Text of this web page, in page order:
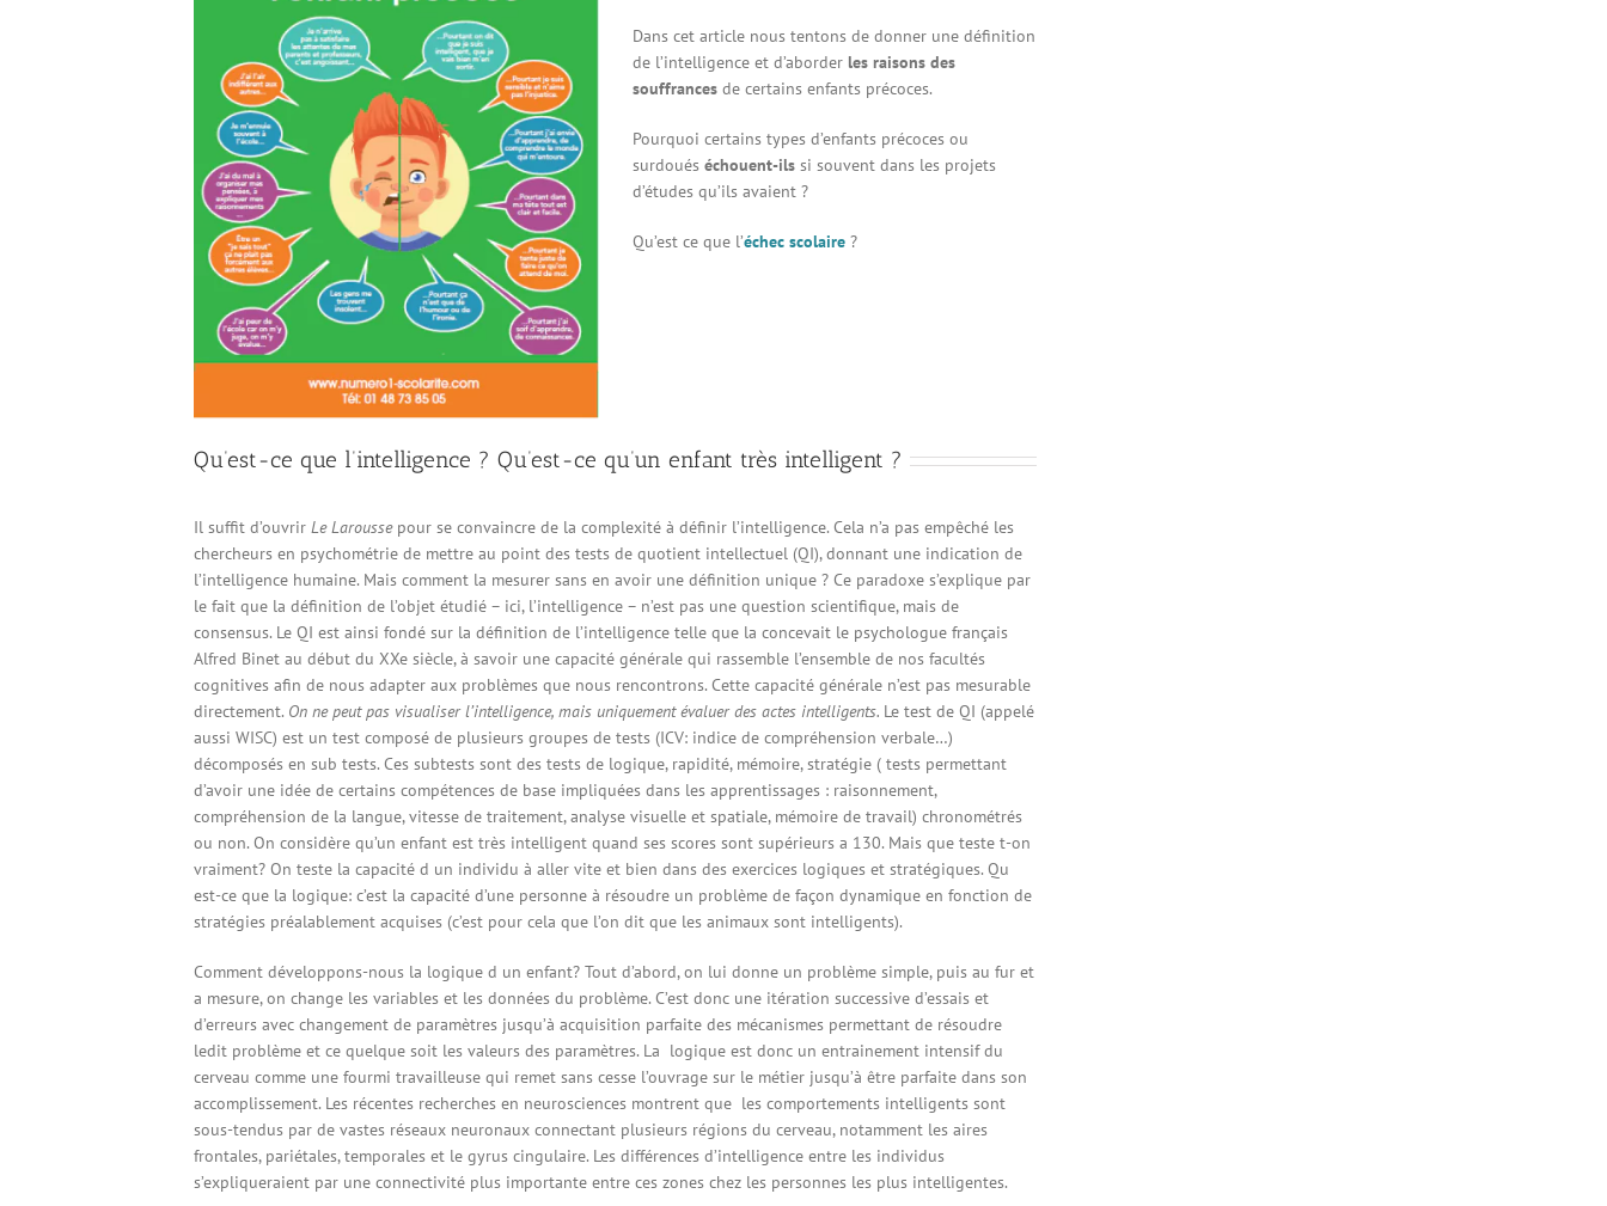
Dans cet article nous tentons de donner une définition
de l’intelligence et d’aborder les raisons des
souffrancesde certains enfants précoces.
Pourquoi certains types d’enfants précoces ou
surdoués échouent-ilssi souvent dans les projets
d’études qu’ils avaient ?
Qu’est ce que l’échec scolaire?
Qu’est-ce que l’intelligence ? Qu’est-ce qu’un enfant très intelligent ?
Il suffit d’ouvrir Le Larousse pour se convaincre de la complexité à définir l’intelligence. Cela n’a pas empêché les
chercheurs en psychométrie de mettre au point des tests de quotient intellectuel (QI), donnant une indication de
l’intelligence humaine. Mais comment la mesurer sans en avoir une définition unique ? Ce paradoxe s’explique par
le fait que la définition de l’objet étudié – ici, l’intelligence – n’est pas une question scientifique, mais de
consensus. Le QI est ainsi fondé sur la définition de l’intelligence telle que la concevait le psychologue français
Alfred Binet au début du XXe siècle, à savoir une capacité générale qui rassemble l’ensemble de nos facultés
cognitives afin de nous adapter aux problèmes que nous rencontrons. Cette capacité générale n’est pas mesurable
directement. On ne peut pas visualiser l’intelligence, mais uniquement évaluer des actes intelligents. Le test de QI (appelé
aussi WISC) est un test composé de plusieurs groupes de tests (ICV: indice de compréhension verbale…)
décomposés en sub tests. Ces subtests sont des tests de logique, rapidité, mémoire, stratégie ( tests permettant
d’avoir une idée de certains compétences de base impliquées dans les apprentissages : raisonnement,
compréhension de la langue, vitesse de traitement, analyse visuelle et spatiale, mémoire de travail) chronométrés
ou non. On considère qu’un enfant est très intelligent quand ses scores sont supérieurs a 130. Mais que teste t-on
vraiment? On teste la capacité d un individu à aller vite et bien dans des exercices logiques et stratégiques. Qu
est-ce que la logique: c’est la capacité d’une personne à résoudre un problème de façon dynamique en fonction de
stratégies préalablement acquises (c’est pour cela que l’on dit que les animaux sont intelligents).
Comment développons-nous la logique d un enfant? Tout d’abord, on lui donne un problème simple, puis au fur et
a mesure, on change les variables et les données du problème. C’est donc une itération successive d’essais et
d’erreurs avec changement de paramètres jusqu’à acquisition parfaite des mécanismes permettant de résoudre
ledit problème et ce quelque soit les valeurs des paramètres. La logique est donc un entrainement intensif du
cerveau comme une fourmi travailleuse qui remet sans cesse l’ouvrage sur le métier jusqu’à être parfaite dans son
accomplissement. Les récentes recherches en neurosciences montrent que les comportements intelligents sont
sous-tendus par de vastes réseaux neuronaux connectant plusieurs régions du cerveau, notamment les aires
frontales, pariétales, temporales et le gyrus cingulaire. Les différences d’intelligence entre les individus
s’expliqueraient par une connectivité plus importante entre ces zones chez les personnes les plus intelligentes.